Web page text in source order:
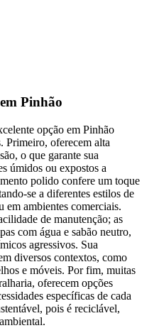
Pinhão
opção em Pinhão
Primeiro, oferecem alta
o que garante sua
úmidos ou expostos a
polido confere um toque
se a diferentes estilos de
em ambientes comerciais.
de manutenção; as
com água e sabão neutro,
agressivos. Sua
diversos contextos, como
e móveis. Por fim, muitas
oferecem opções
específicas de cada
pois é reciclável,